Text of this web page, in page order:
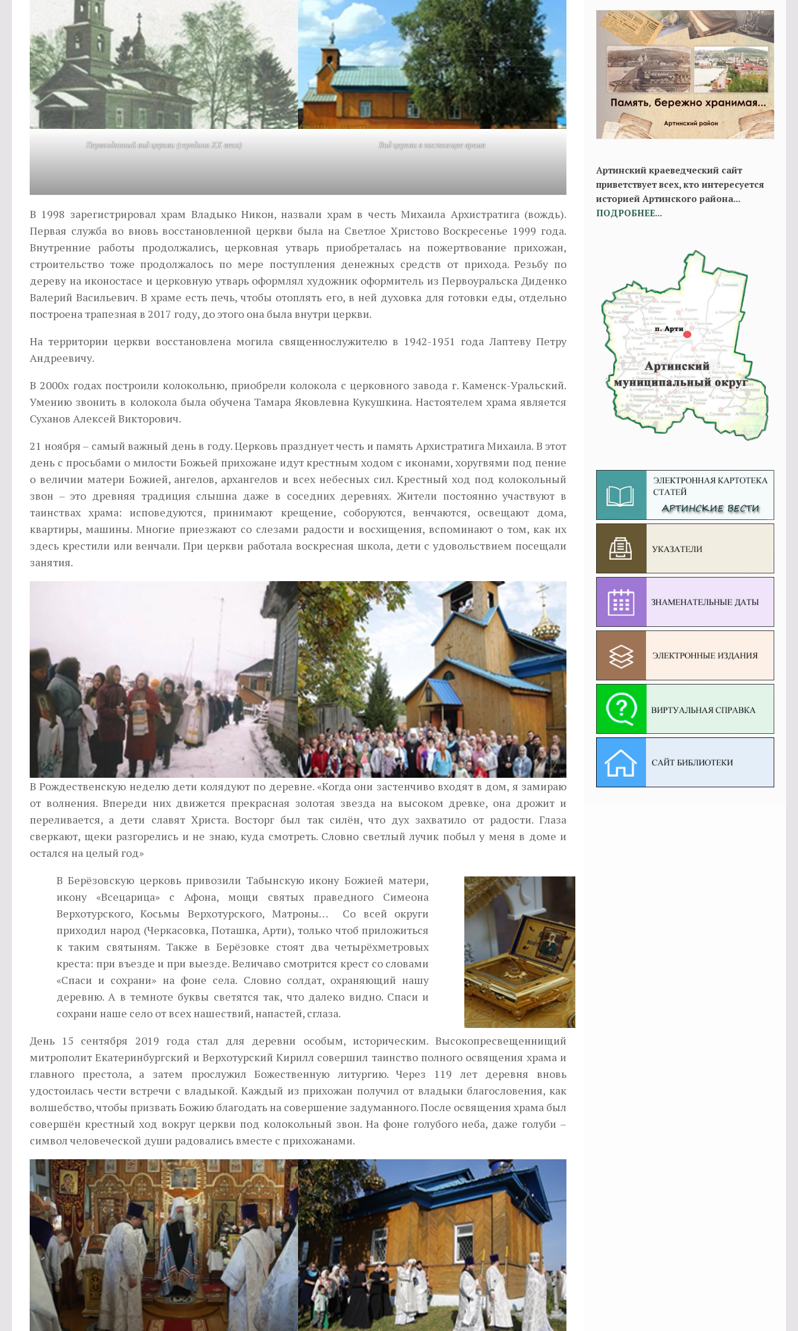
Первозданный вид церкви (середина ХХ века) Вид церкви в настоящее время
В 1998 зарегистрировал храм Владыко Никон, назвали храм в честь Михаила Архистратига (вождь).
Первая служба во вновь восстановленной церкви была на Светлое Христово Воскресенье 1999 года.
Внутренние работы продолжались, церковная утварь приобреталась на пожертвование прихожан,
строительство тоже продолжалось по мере поступления денежных средств от прихода. Резьбу по
дереву на иконостасе и церковную утварь оформлял художник оформитель из Первоуральска Диденко
Валерий Васильевич. В храме есть печь, чтобы отоплять его, в ней духовка для готовки еды, отдельно
построена трапезная в 2017 году, до этого она была внутри церкви.
На территории церкви восстановлена могила священнослужителю в 1942-1951 года Лаптеву Петру
Андреевичу.
В 2000х годах построили колокольню, приобрели колокола с церковного завода г. Каменск-Уральский.
Умению звонить в колокола была обучена Тамара Яковлевна Кукушкина. Настоятелем храма является
Суханов Алексей Викторович.
21 ноября – самый важный день в году. Церковь празднует честь и память Архистратига Михаила. В этот
день с просьбами о милости Божьей прихожане идут крестным ходом с иконами, хоругвями под пение
о величии матери Божией, ангелов, архангелов и всех небесных сил. Крестный ход под колокольный
звон – это древняя традиция слышна даже в соседних деревнях. Жители постоянно участвуют в
таинствах храма: исповедуются, принимают крещение, соборуются, венчаются, освещают дома,
квартиры, машины. Многие приезжают со слезами радости и восхищения, вспоминают о том, как их
здесь крестили или венчали. При церкви работала воскресная школа, дети с удовольствием посещали
занятия.
В Рождественскую неделю дети колядуют по деревне. «Когда они застенчиво входят в дом, я замираю
от волнения. Впереди них движется прекрасная золотая звезда на высоком древке, она дрожит и
переливается, а дети славят Христа. Восторг был так силён, что дух захватило от радости. Глаза
сверкают, щеки разгорелись и не знаю, куда смотреть. Словно светлый лучик побыл у меня в доме и
остался на целый год»
В Берёзовскую церковь привозили Табынскую икону Божией матери,
икону «Всецарица» с Афона, мощи святых праведного Симеона
Верхотурского, Косьмы Верхотурского, Матроны… Со всей округи
приходил народ (Черкасовка, Поташка, Арти), только чтоб приложиться
к таким святыням. Также в Берёзовке стоят два четырёхметровых
креста: при въезде и при выезде. Величаво смотрится крест со словами
«Спаси и сохрани» на фоне села. Словно солдат, охраняющий нашу
деревню. А в темноте буквы светятся так, что далеко видно. Спаси и
сохрани наше село от всех нашествий, напастей, сглаза.
День 15 сентября 2019 года стал для деревни особым, историческим. Высокопресвещеннищий
митрополит Екатеринбургский и Верхотурский Кирилл совершил таинство полного освящения храма и
главного престола, а затем прослужил Божественную литургию. Через 119 лет деревня вновь
удостоилась чести встречи с владыкой. Каждый из прихожан получил от владыки благословения, как
волшебство, чтобы призвать Божию благодать на совершение задуманного. После освящения храма был
совершён крестный ход вокруг церкви под колокольный звон. На фоне голубого неба, даже голуби –
символ человеческой души радовались вместе с прихожанами.
Артинский краеведческий сайт
приветствует всех, кто интересуется
историей Артинского района...
ПОДРОБНЕЕ...